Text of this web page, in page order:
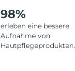
98%
erleben eine bessere
Aufnahme von
Hautpflegeprodukten.